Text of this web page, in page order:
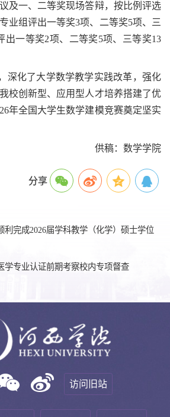
及一、二等奖现场答辩，按比例评选
业组评出一等奖3项、二等奖5项、三
出一等奖2项、二等奖5项、三等奖13
深化了大学数学教学实践改革，强化
校创新型、应用型人才培养搭建了优
年全国大学生数学建模竞赛奠定坚实
供稿：数学学院
分享
利完成2026届学科教学（化学）硕士学位
学专业认证前期考察校内专项督查
访问旧站